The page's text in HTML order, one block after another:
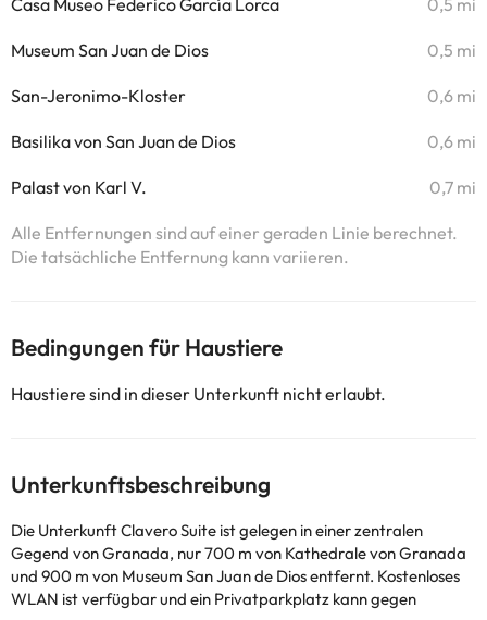
Casa Museo Federico García Lorca 0,5 mi
Museum San Juan de Dios 0,5 mi
San-Jeronimo-Kloster 0,6 mi
Basilika von San Juan de Dios 0,6 mi
Palast von Karl V. 0,7 mi
Alle Entfernungen sind auf einer geraden Linie berechnet.
Die tatsächliche Entfernung kann variieren.
Bedingungen für Haustiere
Haustiere sind in dieser Unterkunft nicht erlaubt.
Unterkunftsbeschreibung
Die Unterkunft Clavero Suite ist gelegen in einer zentralen
Gegend von Granada, nur 700 m von Kathedrale von Granada
und 900 m von Museum San Juan de Dios entfernt. Kostenloses
WLAN ist verfügbar und ein Privatparkplatz kann gegen